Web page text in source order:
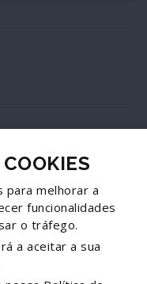
para melhorar a
funcionalidades
o tráfego.
a aceitar a sua